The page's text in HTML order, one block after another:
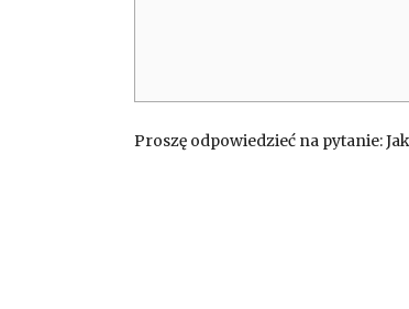
Proszę odpowiedzieć na pytanie: